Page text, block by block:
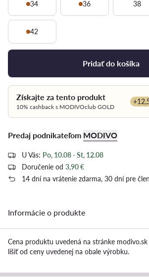
34 36 38
42
Pridať do košíka
Získajte za tento produkt
10% cashback s MODIVOclub GOLD
Predaj podnikateľom MODIVO
U Vás: Po, 10.08 - St, 12.08
Doručenie od 3,90 €
14 dní na vrátenie zdarma, 30 dní pre
Informácie o produkte
Cena produktu uvedená na stránke modivo.sk
líšiť od ceny uvedenej na obale výrobku.